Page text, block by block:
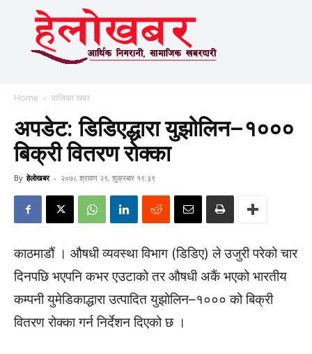
Home पालिका खबर
अपडेट: डिडिएद्धारा युझोलिन–१०००
बिक्री वितरण रोक्का
By हेलाेखबर - २०७८ श्रावण २९, शुक्रबार १९:३९
काठमाडौं । औषधी व्यवस्था विभाग (डिडिए) ले उजुरी परेको चार
दिनपछि भएपनि कभर एउटाको तर औषधी अकैं भएको भारतीय
कम्पनी युमेडिकाद्धारा उत्पादित युझोलिन–१००० को बिक्री
वितरण रोक्का गर्न निर्देशन दिएको छ ।